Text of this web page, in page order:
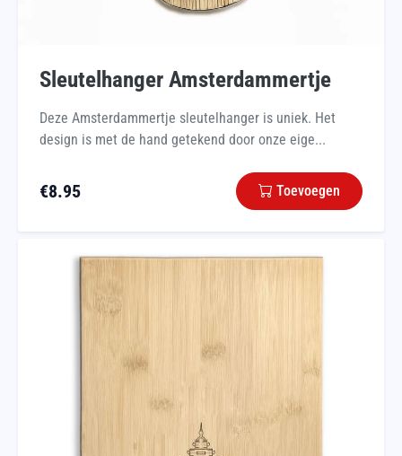
Sleutelhanger Amsterdammertje
Deze Amsterdammertje sleutelhanger is uniek. Het
design is met de hand getekend door onze eige...
€8.95 Toevoegen